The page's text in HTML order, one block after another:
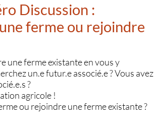
Discussion :
ferme ou rejoindre
une ferme existante en vous y
un.e futur.e associé.e ? Vous avez
?
agricole !
ou rejoindre une ferme existante ?